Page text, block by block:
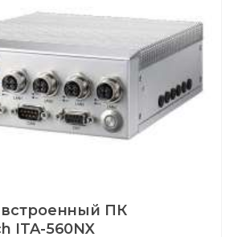
встроенный ПК
ITA-560NX